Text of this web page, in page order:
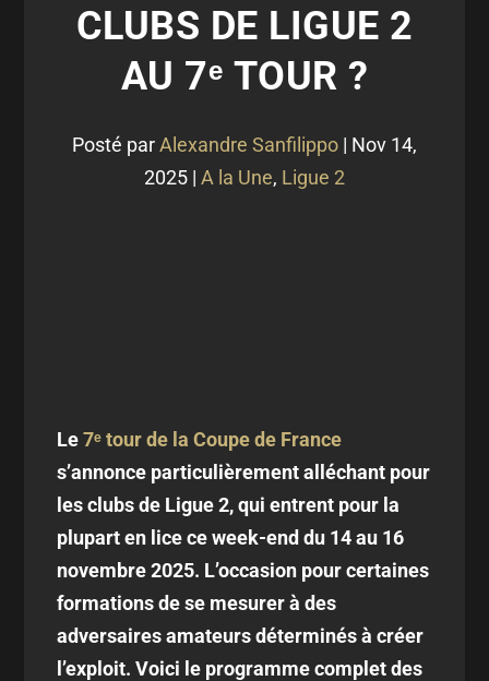
CLUBS DE LIGUE 2
AU 7ᵉ TOUR ?
Posté parAlexandre Sanfilippo | Nov 14,
2025 | A la Une, Ligue 2
Le7ᵉ tour de la Coupe de France
s’annonce particulièrement alléchant pour
les clubs de Ligue 2, qui entrent pour la
plupart en lice ce week-end du 14 au 16
novembre 2025. L’occasion pour certaines
formations de se mesurer à des
adversaires amateurs déterminés à créer
l’exploit. Voici le programme complet des